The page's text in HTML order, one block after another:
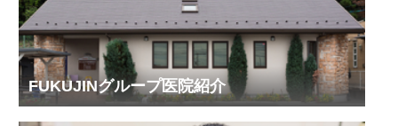
FUKUJINグループ医院紹介